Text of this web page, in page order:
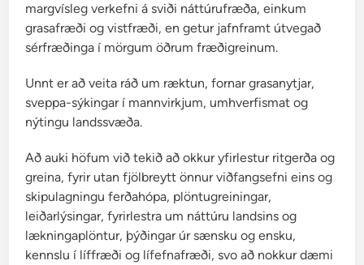
margvísleg verkefni á sviði náttúrufræða, einkum
grasafræði og vistfræði, en getur jafnframt útvegað
sérfræðinga í mörgum öðrum fræðigreinum.
Unnt er að veita ráð um ræktun, fornar grasanytjar,
sveppa-sýkingar í mannvirkjum, umhverfismat og
nýtingu landssvæða.
Að auki höfum við tekið að okkur yfirlestur ritgerða og
greina, fyrir utan fjölbreytt önnur viðfangsefni eins og
skipulagningu ferðahópa, plöntugreiningar,
leiðarlýsingar, fyrirlestra um náttúru landsins og
lækningaplöntur, þýðingar úr sænsku og ensku,
kennslu í líffræði og lífefnafræði, svo að nokkur dæmi